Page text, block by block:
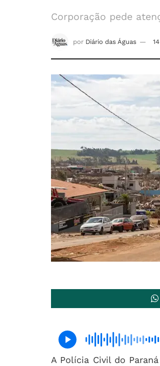
Corporação pede
por Diário das Águas
A Polícia Civil do